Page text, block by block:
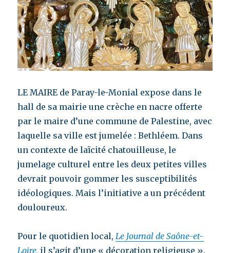
LE MAIRE de Paray-le-Monial expose dans le
hall de sa mairie une crèche en nacre offerte
par le maire d’une commune de Palestine, avec
laquelle sa ville est jumelée : Bethléem. Dans
un contexte de laïcité chatouilleuse, le
jumelage culturel entre les deux petites villes
devrait pouvoir gommer les susceptibilités
idéologiques. Mais l’initiative a un précédent
douloureux.
Pour le quotidien local, Le Journal de Saône-et-
Loire, il s’agit d’une « décoration religieuse ».